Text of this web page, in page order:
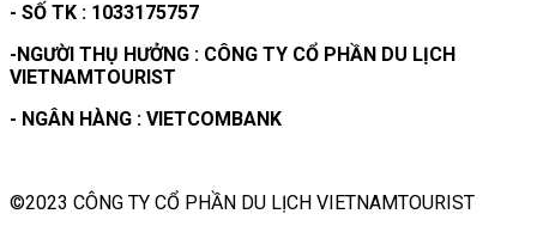
- SỐ TK : 1033175757
-NGƯỜI THỤ HƯỞNG : CÔNG TY CỔ PHẦN DU LỊCH
VIETNAMTOURIST
- NGÂN HÀNG : VIETCOMBANK
©2023 CÔNG TY CỔ PHẦN DU LỊCH VIETNAMTOURIST